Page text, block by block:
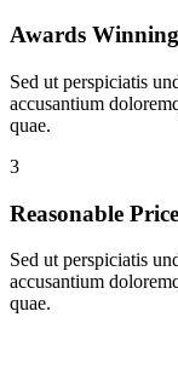
Awards Winning
Sed ut perspiciatis
accusantium
quae.
3
Reasonable Price
Sed ut perspiciatis
accusantium
quae.